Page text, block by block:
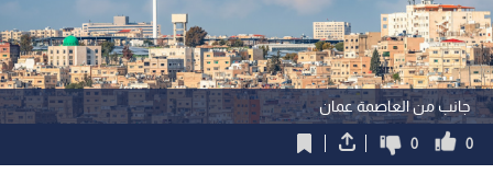
جانب من العاصمة عمان
0
0